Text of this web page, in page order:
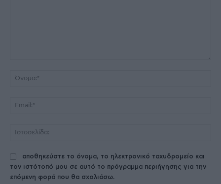
αποθηκεύστε το όνομα, το ηλεκτρονικό ταχυδρομείο και
τον ιστότοπό μου σε αυτό το πρόγραμμα περιήγησης για την
επόμενη φορά που θα σχολιάσω.